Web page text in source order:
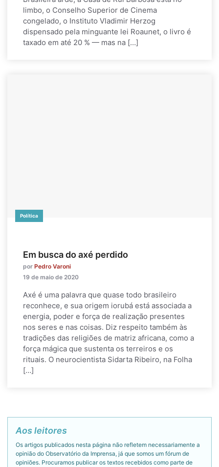
limbo, o Conselho Superior de Cinema
congelado, o Instituto Vladimir Herzog
dispensado pela minguante lei Roaunet, o livro é
taxado em até 20 % — mas na […]
Política
Em busca do axé perdido
por Pedro Varoni
19 de maio de 2020
Axé é uma palavra que quase todo brasileiro
reconhece, e sua origem iorubá está associada a
energia, poder e força de realização presentes
nos seres e nas coisas. Diz respeito também às
tradições das religiões de matriz africana, como a
força mágica que sustenta os terreiros e os
rituais. O neurocientista Sidarta Ribeiro, na Folha
[…]
Aos leitores
Os artigos publicados nesta página não refletem necessariamente a
opinião do Observatório da Imprensa, já que somos um fórum de
opiniões. Procuramos publicar os textos recebidos como parte de